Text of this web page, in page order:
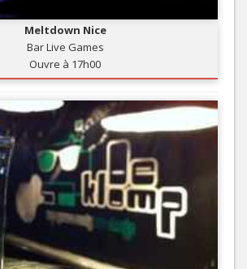
Meltdown Nice
Bar Live Games
Ouvre à 17h00